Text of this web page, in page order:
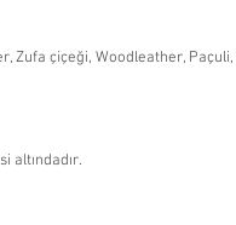
Zufa çiçeği, Woodleather,
altındadır.